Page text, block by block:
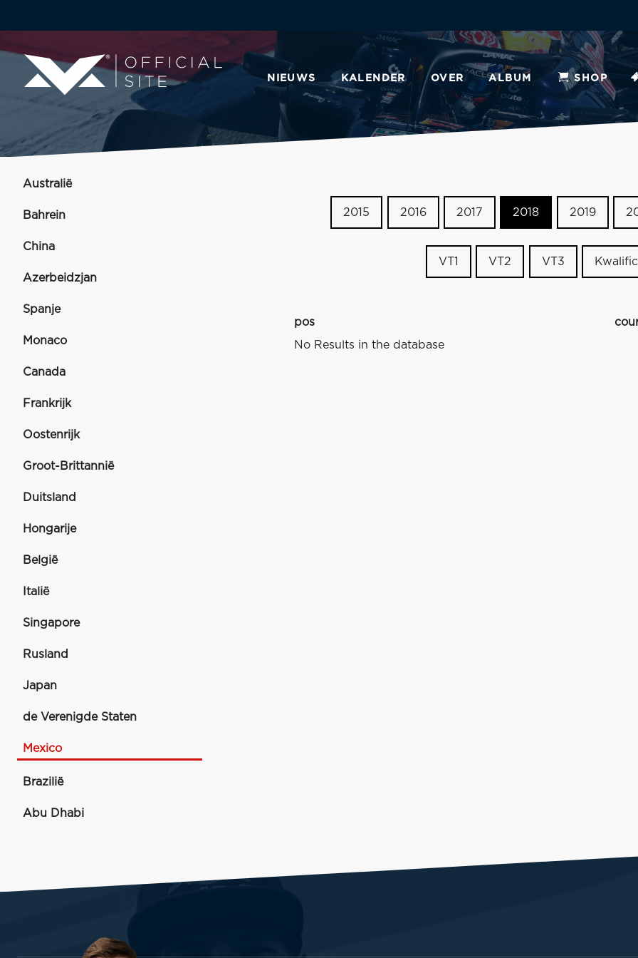
NIEUWS KALENDER OVER ALBUM SHOP
Australië
Bahrein
China
Azerbeidzjan
Spanje
Monaco
Canada
Frankrijk
Oostenrijk
Groot-Brittannië
Duitsland
Hongarije
België
Italië
Singapore
Rusland
Japan
de Verenigde Staten
Mexico
Brazilië
Abu Dhabi
2015 2016 2017 2018 2019
VT1 VT2 VT3
pos
No Results in the database